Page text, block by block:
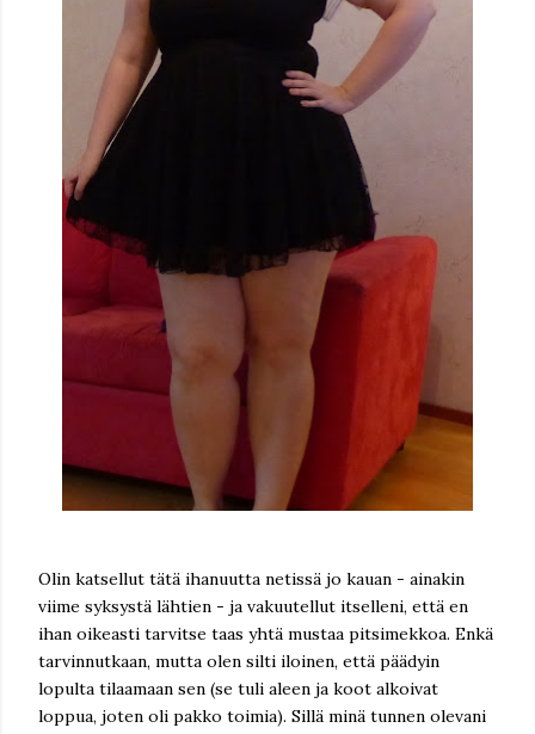
Olin katsellut tätä ihanuutta netissä jo kauan - ainakin
viime syksystä lähtien - ja vakuutellut itselleni, että en
ihan oikeasti tarvitse taas yhtä mustaa pitsimekkoa. Enkä
tarvinnutkaan, mutta olen silti iloinen, että päädyin
lopulta tilaamaan sen (se tuli aleen ja koot alkoivat
loppua, joten oli pakko toimia). Sillä minä tunnen olevani